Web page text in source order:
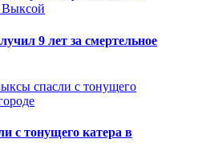
9 лет за смертельное
с тонущего катера в